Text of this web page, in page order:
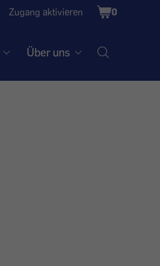
Zugang aktivieren
Shopping
Cart
0
Über uns